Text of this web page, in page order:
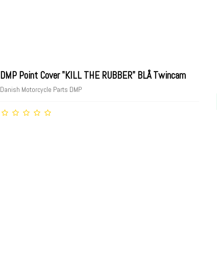
DMP Point Cover "KILL THE RUBBER" BLÅ Twincam
Danish Motorcycle Parts DMP